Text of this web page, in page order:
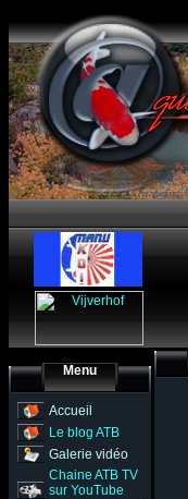
Menu
Accueil
Le blog ATB
Galerie vidéo
Chaine ATB TV
sur YouTube